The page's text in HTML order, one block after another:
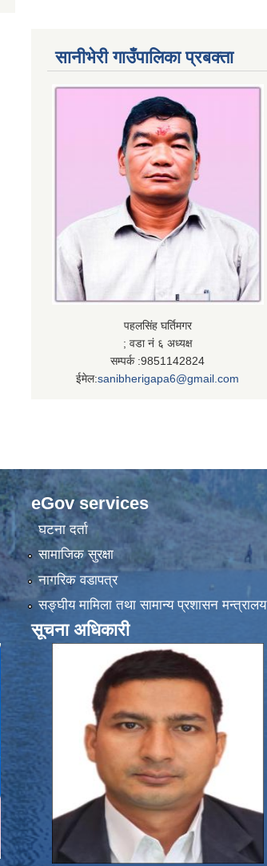
सानीभेरी गाउँपालिका प्रबक्ता
पहलसिंह घर्तिमगर
; वडा नं ६ अध्यक्ष
सम्पर्क :9851142824
ईमेल:sanibherigapa6@gmail.com
eGov services
घटना दर्ता
सामाजिक सुरक्षा
नागरिक वडापत्र
सङ्‍घीय मामिला तथा सामान्य प्रशासन मन्त्रालय
सूचना अधिकारी